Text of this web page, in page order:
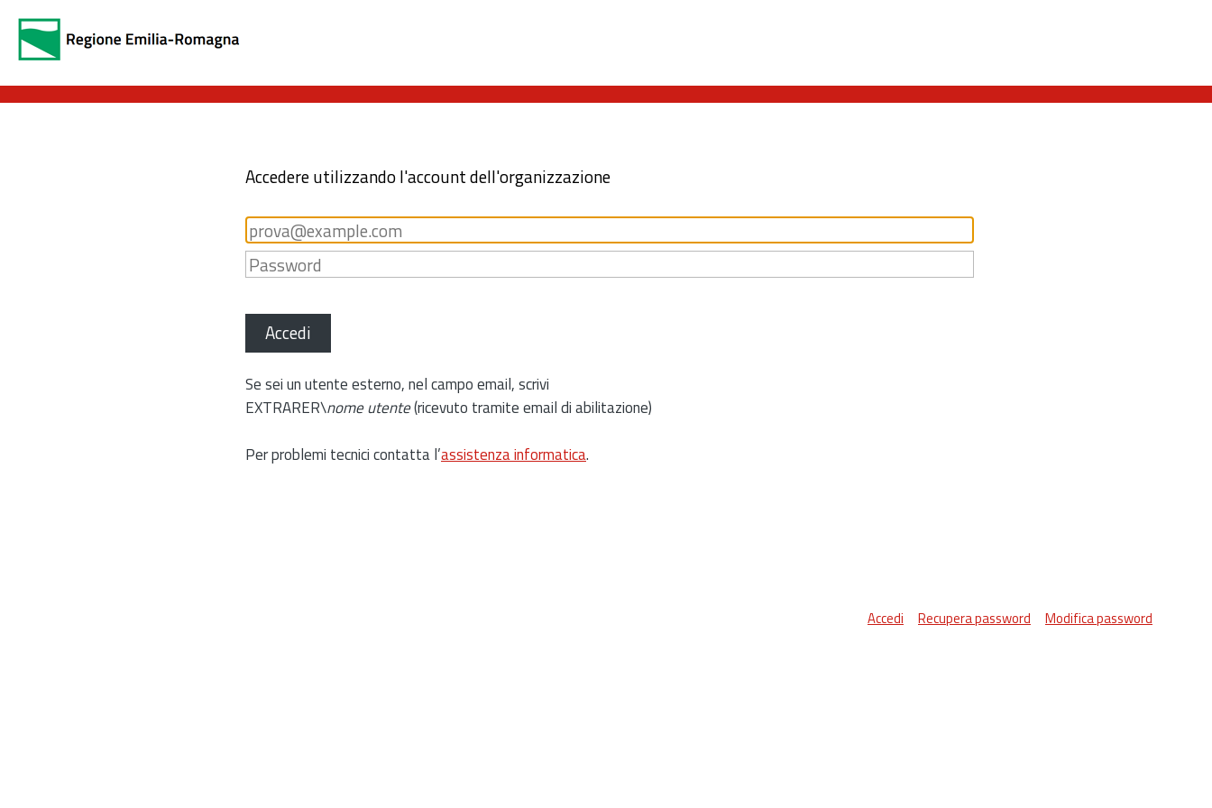
Accedere utilizzando l'account dell'organizzazione
Accedi
Se sei un utente esterno, nel campo email, scrivi
EXTRARER\nome utente(ricevuto tramite email di abilitazione)
Per problemi tecnici contatta l’assistenza informatica.
Accedi Recupera password Modifica password